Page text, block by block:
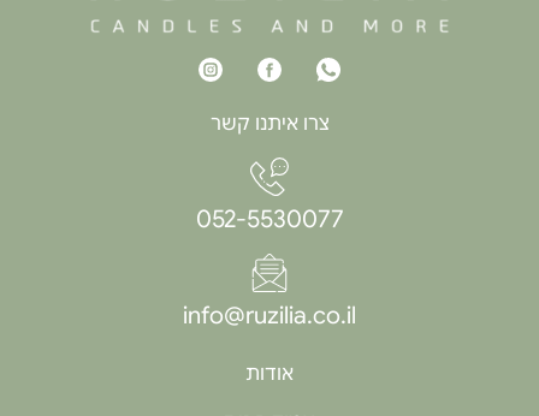
צרו איתנו קשר
052-5530077
info@ruzilia.co.il
אודות